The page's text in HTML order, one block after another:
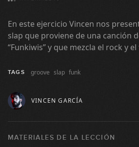
En este ejercicio Vincen nos
slap que proviene de una canción
“Funkiwis” y que mezcla el rock y
TAGS groove slap funk
VINCEN GARCÍA
MATERIALES DE LA LECCIÓN
#82: Groove
08:31
#84: Metal Rock